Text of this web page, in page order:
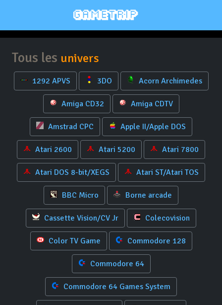
Tous les univers
1292 APVS 3DO Acorn Archimedes
Amiga CD32 Amiga CDTV
Amstrad CPC Apple II/Apple DOS
Atari 2600 Atari 5200 Atari 7800
Atari DOS 8-bit/XEGS Atari ST/Atari TOS
BBC Micro Borne arcade
Cassette Vision/CV Jr Colecovision
Color TV Game Commodore 128
Commodore 64
Commodore 64 Games System